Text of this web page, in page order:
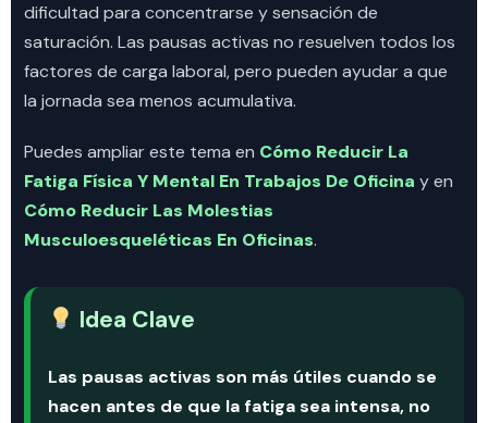
dificultad para concentrarse y sensación de
saturación. Las pausas activas no resuelven todos los
factores de carga laboral, pero pueden ayudar a que
la jornada sea menos acumulativa.
Puedes ampliar este tema en Cómo Reducir La
Fatiga Física Y Mental En Trabajos De Oficina y en
Cómo Reducir Las Molestias
Musculoesqueléticas En Oficinas.
Idea Clave
Las pausas activas son más útiles cuando se
hacen antes de que la fatiga sea intensa, no